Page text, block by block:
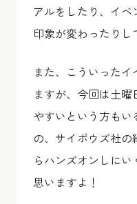
アルをしたり、イベ
印象が変わったりし
また、こういった
ますが、今回は土
やすいという方も
の、サイボウズ社
らハンズオンしに
思いますよ！